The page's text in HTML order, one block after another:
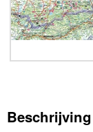
Beschrijving